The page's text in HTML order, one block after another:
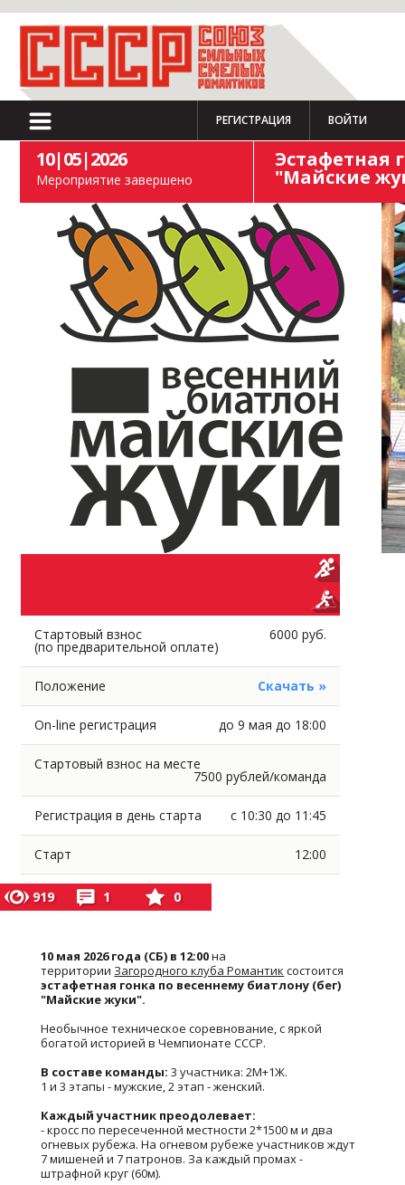
РЕГИСТРАЦИЯ ВОЙТИ
10|05|2026
Мероприятие завершено
Эстафетная
"Майские
Стартовый взнос
(по предварительной оплате)
6000 руб.
Положение Скачать »
On-line регистрация до 9 мая до 18:00
Стартовый взнос на месте
7500 рублей/команда
Регистрация в день старта с 10:30 до 11:45
Старт 12:00
919 1 0
10 мая 2026 года (СБ) в 12:00на
территории Загородного клуба Романтик состоится
эстафетная гонка по весеннему биатлону (бег)
"Майские жуки".
Необычное техническое соревнование, с яркой
богатой историей в Чемпионате СССР.
В составе команды: 3 участника: 2М+1Ж.
1 и 3 этапы - мужские, 2 этап - женский.
Каждый участник преодолевает:
- кросс по пересеченной местности 2*1500 м и два
огневых рубежа. На огневом рубеже участников ждут
7 мишеней и 7 патронов. За каждый промах -
штрафной круг (60м).